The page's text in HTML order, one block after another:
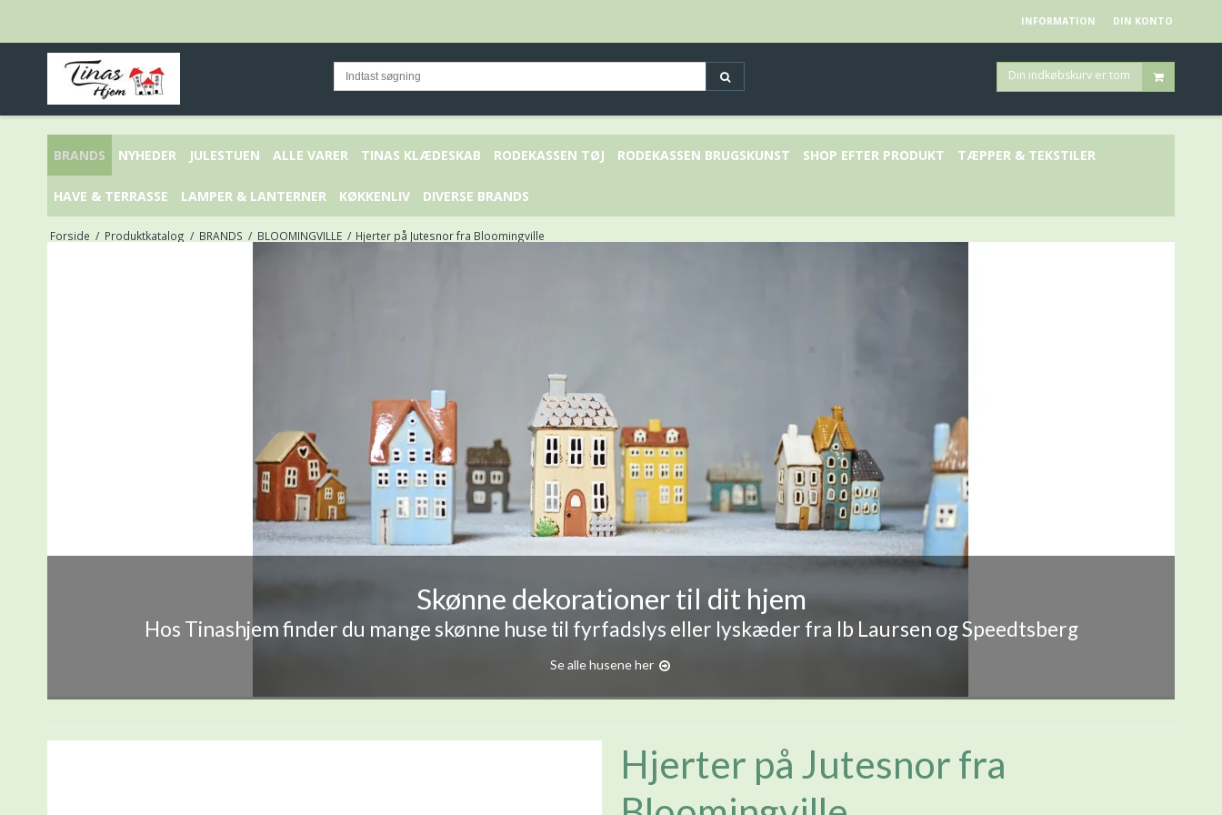
INFORMATION DIN KONTO
Din indkøbskurv er tom
BRANDS NYHEDER JULESTUEN ALLE VARER TINAS KLÆDESKAB RODEKASSEN TØJ RODEKASSEN BRUGSKUNST SHOP EFTER PRODUKT TÆPPER & TEKSTILER
HAVE & TERRASSE LAMPER & LANTERNER KØKKENLIV DIVERSE BRANDS
Forside / Produktkatalog / BRANDS / BLOOMINGVILLE / Hjerter på Jutesnor fra Bloomingville
Skønne dekorationer til dit hjem
Hos Tinashjem finder du mange skønne huse til fyrfadslys eller lyskæder fra Ib Laursen og Speedtsberg
Se alle husene her
Hjerter på Jutesnor fra